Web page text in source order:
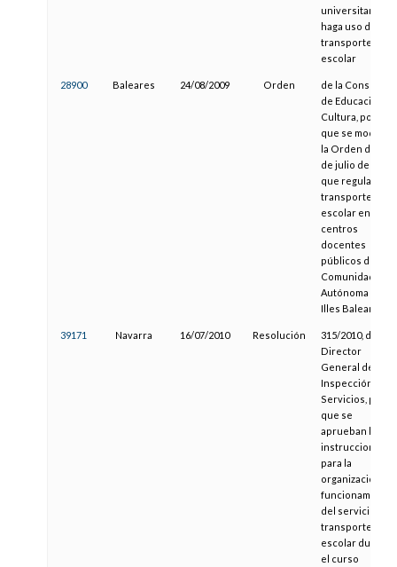
universitarios
haga uso del
transporte
escolar
28900 Baleares 24/08/2009 Orden
de la Consejera
de Educación y
Cultura, por la
que se modifica
la Orden de 21
de julio de 2005,
que regula el
transporte
escolar en los
centros
docentes
públicos de la
Comunidad
Autónoma de las
Illes Balears
39171 Navarra 16/07/2010 Resolución
315/2010, del
Director
General de
Inspección y
Servicios, por la
que se
aprueban las
instrucciones
para la
organización y
funcionamiento
del servicio de
transporte
escolar durante
el curso